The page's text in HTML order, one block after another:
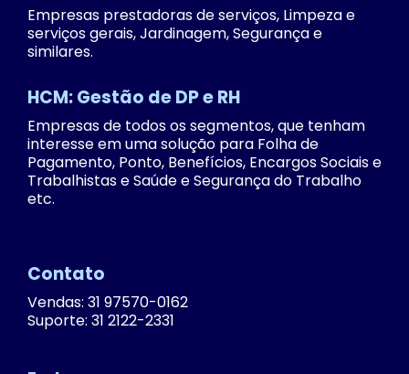
Empresas prestadoras de serviços, Limpeza e
serviços gerais, Jardinagem, Segurança e
similares.
HCM: Gestão de DP e RH
Empresas de todos os segmentos, que tenham
interesse em uma solução para Folha de
Pagamento, Ponto, Benefícios, Encargos Sociais e
Trabalhistas e Saúde e Segurança do Trabalho
etc.
Contato
Vendas: 31 97570-0162
Suporte: 31 2122-2331